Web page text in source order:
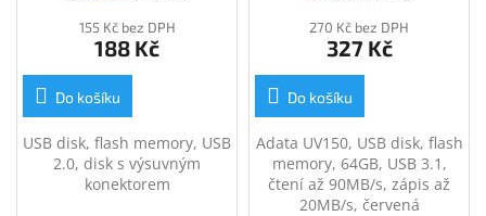
155 Kč bez DPH
188 Kč
Do košíku
USB disk, flash memory, USB
2.0, disk s výsuvným
konektorem
270 Kč bez DPH
327 Kč
Do košíku
Adata UV150, USB disk, flash
memory, 64GB, USB 3.1,
čtení až 90MB/s, zápis až
20MB/s, červená